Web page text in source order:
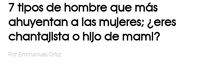
7 tipos de hombre que más
ahuyentan a las mujeres; ¿eres
chantajista o hijo de mami?
Por Emmanuel Ortiz